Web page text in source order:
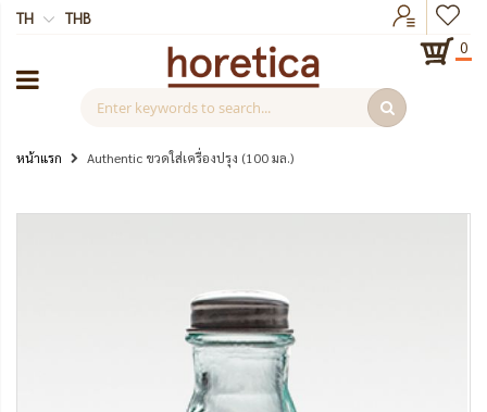
TH
THB
0
หน้าแรก Authentic ขวดใส่เครื่องปรุง (100 มล.)